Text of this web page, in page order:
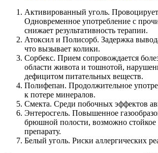
Активированный уголь.
Одновременное употребление с
снижает результативность терапии.
Атоксил и Полисорб. Задержка
что вызывает колики.
Сорбекс. Прием сопровождается
области живота и тошнотой,
дефицитом питательных веществ.
Полифепан. Продолжительное
к потере минералов.
Смекта. Среди побочных эффектов
Энтеросгель. Повышенное
брюшной полости, возможно стойкое
препарату.
Белый уголь. Риски аллергических